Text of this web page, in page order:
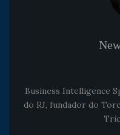
Business Intelligence
do RJ, fundador do